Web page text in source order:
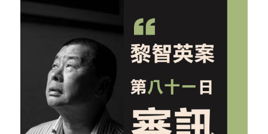
記錄．宏福苑火災
反華推手你要知
反華推手懶人包
民主派騙案十式
反華推手起底
KOL 專欄
林淑芳專欄
屈穎妍專欄
絕密法庭檔案
醫院口岸爆炸案
生活